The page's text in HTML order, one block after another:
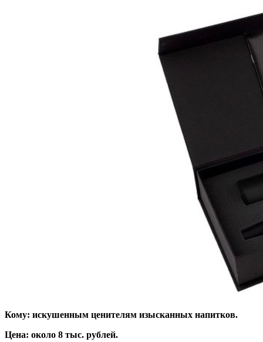
Кому: искушенным ценителям изысканных напитков.
Цена: около 8 тыс. рублей.